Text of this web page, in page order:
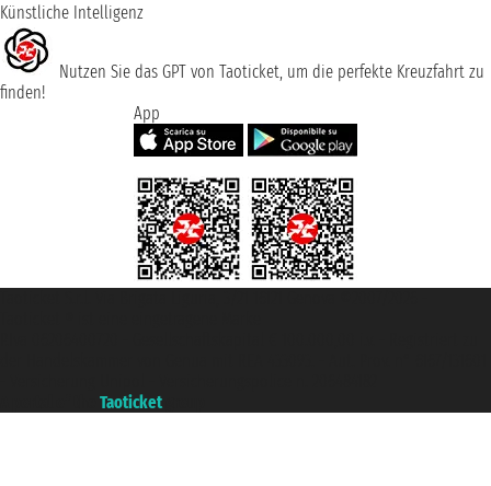
Künstliche Intelligenz
Nutzen Sie das GPT von Taoticket, um die perfekte Kreuzfahrt zu
finden!
App
Taoticket